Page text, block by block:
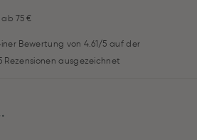
ab 75 €
Bewertung von 4.61/5 auf der
Rezensionen ausgezeichnet